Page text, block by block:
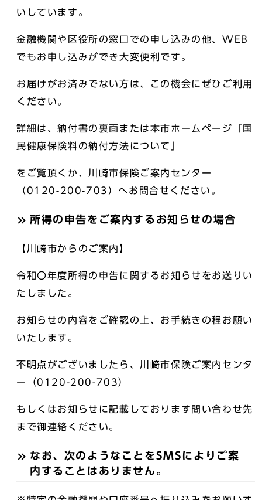
いしています。
金融機関や区役所の窓口での申し込みの他、WEB
でもお申し込みができ大変便利です。
お届けがお済みでない方は、この機会にぜひご利用
ください。
詳細は、納付書の裏面または本市ホームページ「国
民健康保険料の納付方法について」
をご覧頂くか、川崎市保険ご案内センター
（0120-200-703）へお問合せください。
所得の申告をご案内するお知らせの場合
【川崎市からのご案内】
令和〇年度所得の申告に関するお知らせをお送りい
たしました。
お知らせの内容をご確認の上、お手続きの程お願い
いたします。
不明点がございましたら、川崎市保険ご案内センタ
ー（0120-200-703）
もしくはお知らせに記載しております問い合わせ先
まで御連絡ください。
なお、次のようなことをSMSによりご案
内することはありません。